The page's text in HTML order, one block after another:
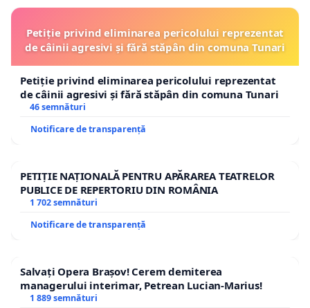
Petiție privind eliminarea pericolului reprezentat
de câinii agresivi și fără stăpân din comuna Tunari
Petiție privind eliminarea pericolului reprezentat
de câinii agresivi și fără stăpân din comuna Tunari
46 semnături
Notificare de transparență
PETIȚIE NAȚIONALĂ PENTRU APĂRAREA TEATRELOR
PUBLICE DE REPERTORIU DIN ROMÂNIA
1 702 semnături
Notificare de transparență
Salvați Opera Brașov! Cerem demiterea
managerului interimar, Petrean Lucian-Marius!
1 889 semnături